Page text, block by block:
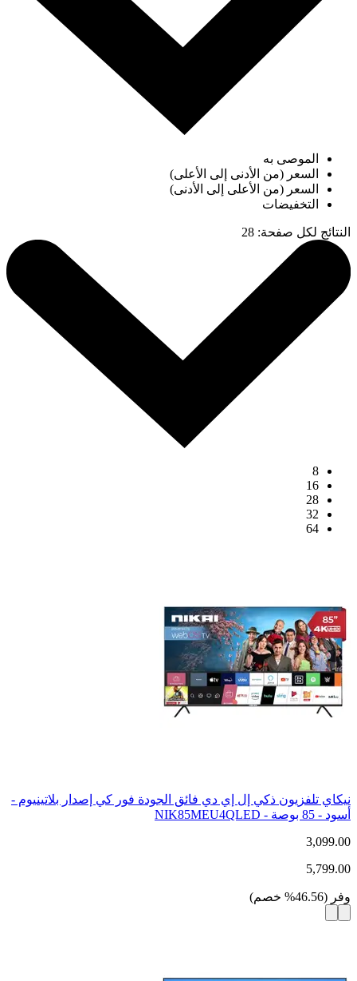
الموصى به
السعر (من الأدنى إلى الأعلى)
السعر (من الأعلى إلى الأدنى)
التخفيضات
النتائج لكل صفحة:
28
8
16
28
32
64
نيكاي تلفزيون ذكي إل إي دي فائق الجودة فور كي إصدار بلاتينيوم -
أسود - 85 بوصة - NIK85MEU4QLED
3,099.00
5,799.00
وفر (
46.56
% خصم)